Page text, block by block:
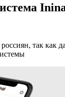
так как